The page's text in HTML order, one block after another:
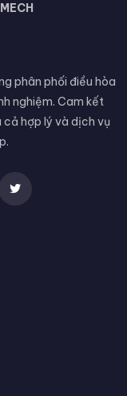
phân phối điều hòa
nghiệm. Cam kết
hợp lý và dịch vụ